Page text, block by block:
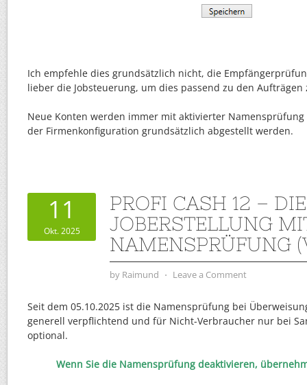
Ich empfehle dies grundsätzlich nicht, die
lieber die Jobsteuerung, um dies passend zu den Aufträgen
Neue Konten werden immer mit aktivierter Namensprüfung
der Firmenkonfiguration grundsätzlich abgestellt werden.
11
Okt. 2025
PROFI CASH 12 – DIE
JOBERSTELLUNG
NAMENSPRÜFUNG
by Raimund ⋅ Leave a Comment
Seit dem 05.10.2025 ist die Namensprüfung bei
generell verpflichtend und für Nicht-Verbraucher nur bei
optional.
Wenn Sie die Namensprüfung deaktivieren,